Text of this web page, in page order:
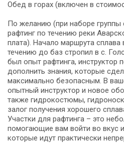
Обед в горах (включен в
По желанию (при наборе группы
рафтинг по течению реки
плата). Начало маршрута
течению до баз стропил в с.
был опыт рафтинга, инструктор
дополнить знания, которые
максимально безопасным. В
опытный инструктор и новое
также гидрокостюмы,
залог получения хорошего
Участки для рафтинга – это
помогающие вам войти во вкус и
которые идут практически